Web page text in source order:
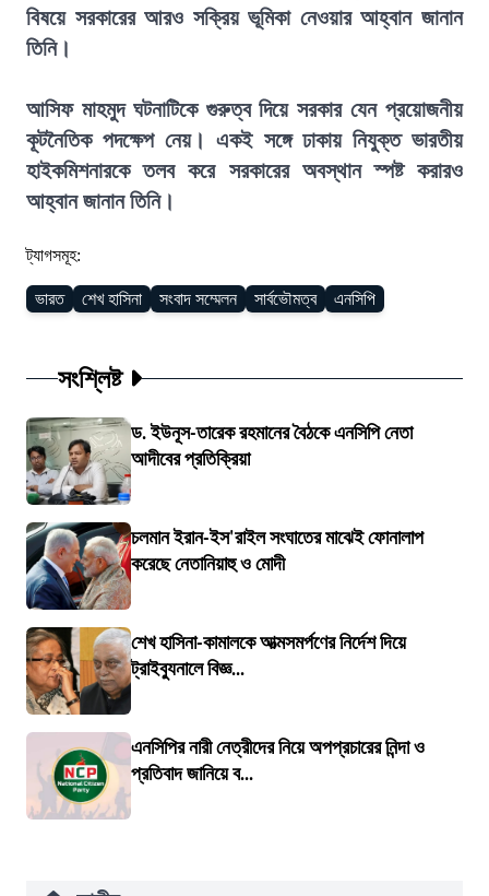
বিষয়ে সরকারের আরও সক্রিয় ভূমিকা নেওয়ার আহ্বান জানান
তিনি।
আসিফ মাহমুদ ঘটনাটিকে গুরুত্ব দিয়ে সরকার যেন প্রয়োজনীয়
কূটনৈতিক পদক্ষেপ নেয়। একই সঙ্গে ঢাকায় নিযুক্ত ভারতীয়
হাইকমিশনারকে তলব করে সরকারের অবস্থান স্পষ্ট করারও
আহ্বান জানান তিনি।
ট্যাগসমূহ:
ভারত শেখ হাসিনা সংবাদ সম্মেলন সার্বভৌমত্ব এনসিপি
সংশ্লিষ্ট
ড. ইউনূস-তারেক রহমানের বৈঠকে এনসিপি নেতা
আদীবের প্রতিক্রিয়া
চলমান ইরান-ইস'রাইল সংঘাতের মাঝেই ফোনালাপ
করেছে নেতানিয়াহু ও মোদী
শেখ হাসিনা-কামালকে আত্মসমর্পণের নির্দেশ দিয়ে
ট্রাইব্যুনালে বিজ্ঞ...
এনসিপির নারী নেত্রীদের নিয়ে অপপ্রচারের নিন্দা ও
প্রতিবাদ জানিয়ে ব...